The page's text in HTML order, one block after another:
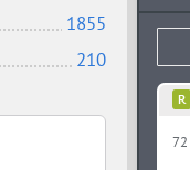
1855
210